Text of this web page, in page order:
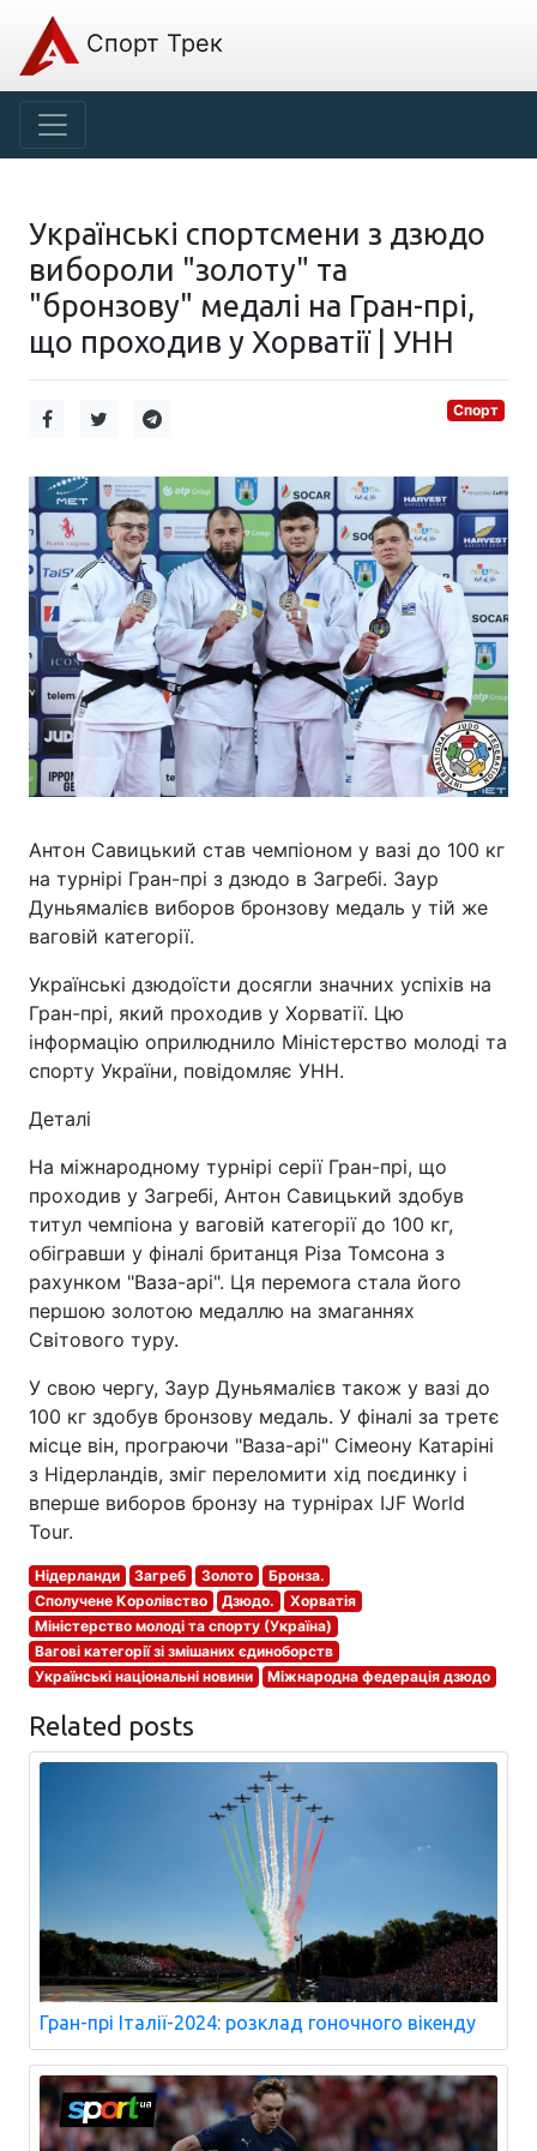
Спорт Трек
Українські спортсмени з дзюдо
вибороли "золоту" та
"бронзову" медалі на Гран-прі,
що проходив у Хорватії | УНН
Спорт
Антон Савицький став чемпіоном у вазі до 100 кг
на турнірі Гран-прі з дзюдо в Загребі. Заур
Дуньямалієв виборов бронзову медаль у тій же
ваговій категорії.
Українські дзюдоїсти досягли значних успіхів на
Гран-прі, який проходив у Хорватії. Цю
інформацію оприлюднило Міністерство молоді та
спорту України, повідомляє УНН.
Деталі
На міжнародному турнірі серії Гран-прі, що
проходив у Загребі, Антон Савицький здобув
титул чемпіона у ваговій категорії до 100 кг,
обігравши у фіналі британця Різа Томсона з
рахунком "Ваза-арі". Ця перемога стала його
першою золотою медаллю на змаганнях
Світового туру.
У свою чергу, Заур Дуньямалієв також у вазі до
100 кг здобув бронзову медаль. У фіналі за третє
місце він, програючи "Ваза-арі" Сімеону Катаріні
з Нідерландів, зміг переломити хід поєдинку і
вперше виборов бронзу на турнірах IJF World
Tour.
Нідерланди Загреб Золото
Бронза.
Сполучене Королівство
Дзюдо.
Хорватія
Міністерство молоді та спорту (Україна)
Вагові категорії зі змішаних єдиноборств
Українські національні новини
Міжнародна федерація дзюдо
Related posts
Гран-прі Італії-2024: розклад гоночного вікенду